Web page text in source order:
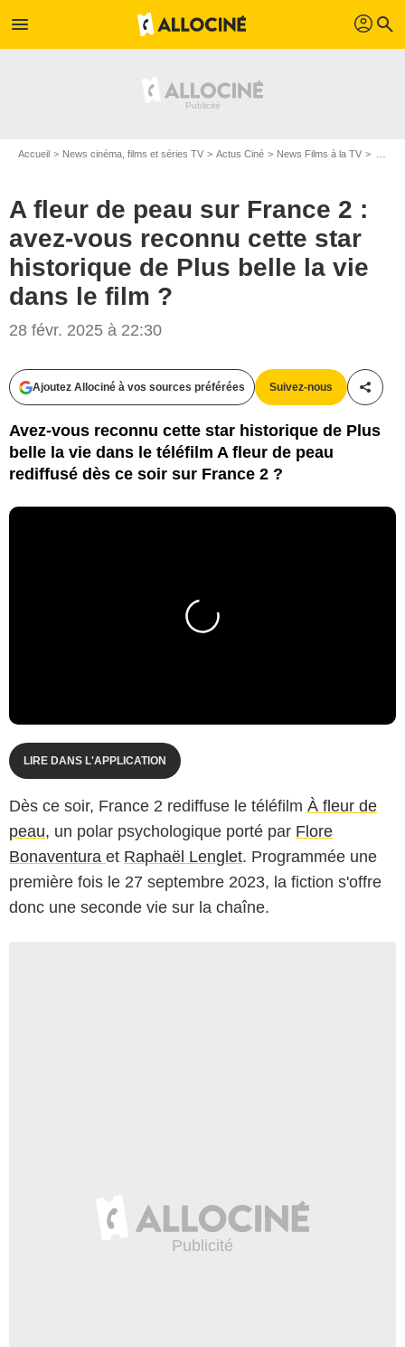
menu profil search
Accueil News cinéma, films et séries TV Actus Ciné News Films à la TV
A fleur de peau sur France 2 :
avez-vous reconnu cette star
historique de Plus belle la vie
dans le film ?
28 févr. 2025 à 22:30
Ajoutez Allociné à vos sources préférées Suivez-nous
Avez-vous reconnu cette star historique de Plus
belle la vie dans le téléfilm A fleur de peau
rediffusé dès ce soir sur France 2 ?
LIRE DANS L'APPLICATION
Dès ce soir, France 2 rediffuse le téléfilm À fleur de
peau, un polar psychologique porté par Flore
Bonaventura et Raphaël Lenglet. Programmée une
première fois le 27 septembre 2023, la fiction s'offre
donc une seconde vie sur la chaîne.